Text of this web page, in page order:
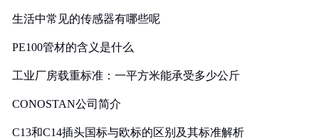
生活中常见的传感器有哪些呢
PE100管材的含义是什么
工业厂房载重标准：一平方米能承受多少公斤
CONOSTAN公司简介
C13和C14插头国标与欧标的区别及其标准解析